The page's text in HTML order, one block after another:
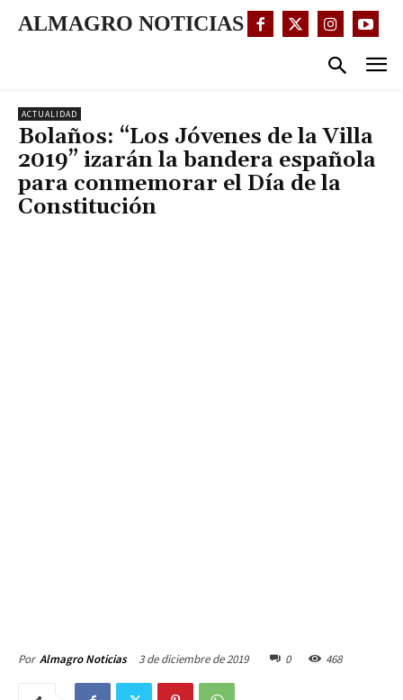
ALMAGRO NOTICIAS
ACTUALIDAD
Bolaños: “Los Jóvenes de la Villa
2019” izarán la bandera española
para conmemorar el Día de la
Constitución
Por Almagro Noticias 3 de diciembre de 2019 0 468